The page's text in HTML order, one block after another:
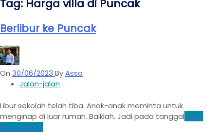
Tag: Harga villa di Puncak
Berlibur ke Puncak
On 30/06/2023 ByAsso
Jalan-jalan
Libur sekolah telah tiba. Anak-anak meminta untuk
menginap di luar rumah. Baiklah. Jadi pada tanggalBaca
lebih lanjut